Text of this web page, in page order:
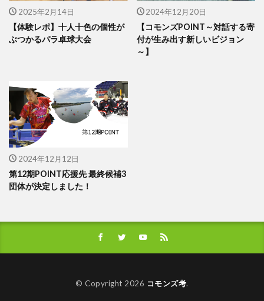
2025年2月14日
【体験レポ】十人十色の個性が
ぶつかるパラ卓球大会
2024年12月20日
【コモンズPOINT～対話する寄
付が生み出す新しいビジョン
～】
2024年12月12日
第12期POINT応援先 最終候補3
団体が決定しました！
© Copyright 2026 コモンズ考.